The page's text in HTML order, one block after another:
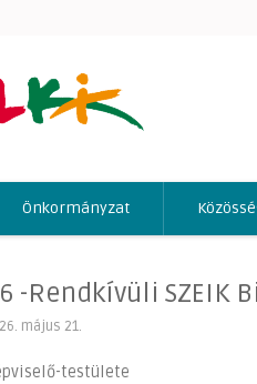
Önkormányzat
-Rendkívüli SZEIK
május 21.
testülete